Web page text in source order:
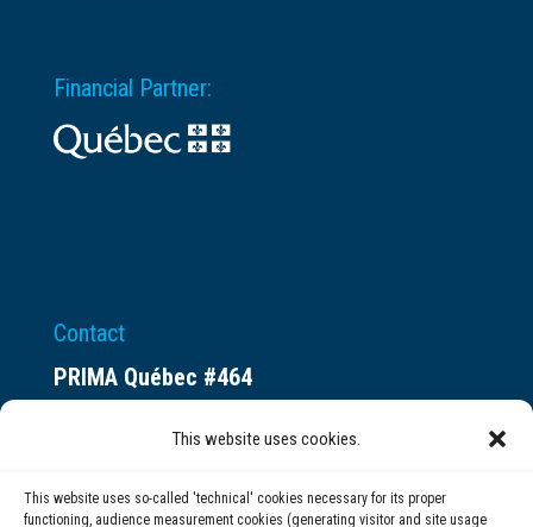
This website uses cookies.
This website uses so-called 'technical' cookies necessary for its proper
functioning, audience measurement cookies (generating visitor and site usage
Financial Partner:
Contact
PRIMA Québec #464
Montréal (QC) H3C 0B4